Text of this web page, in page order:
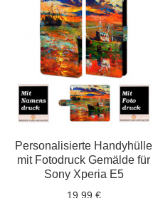
Personalisierte Handyhülle
mit Fotodruck Gemälde für
Sony Xperia E5
19,99 €